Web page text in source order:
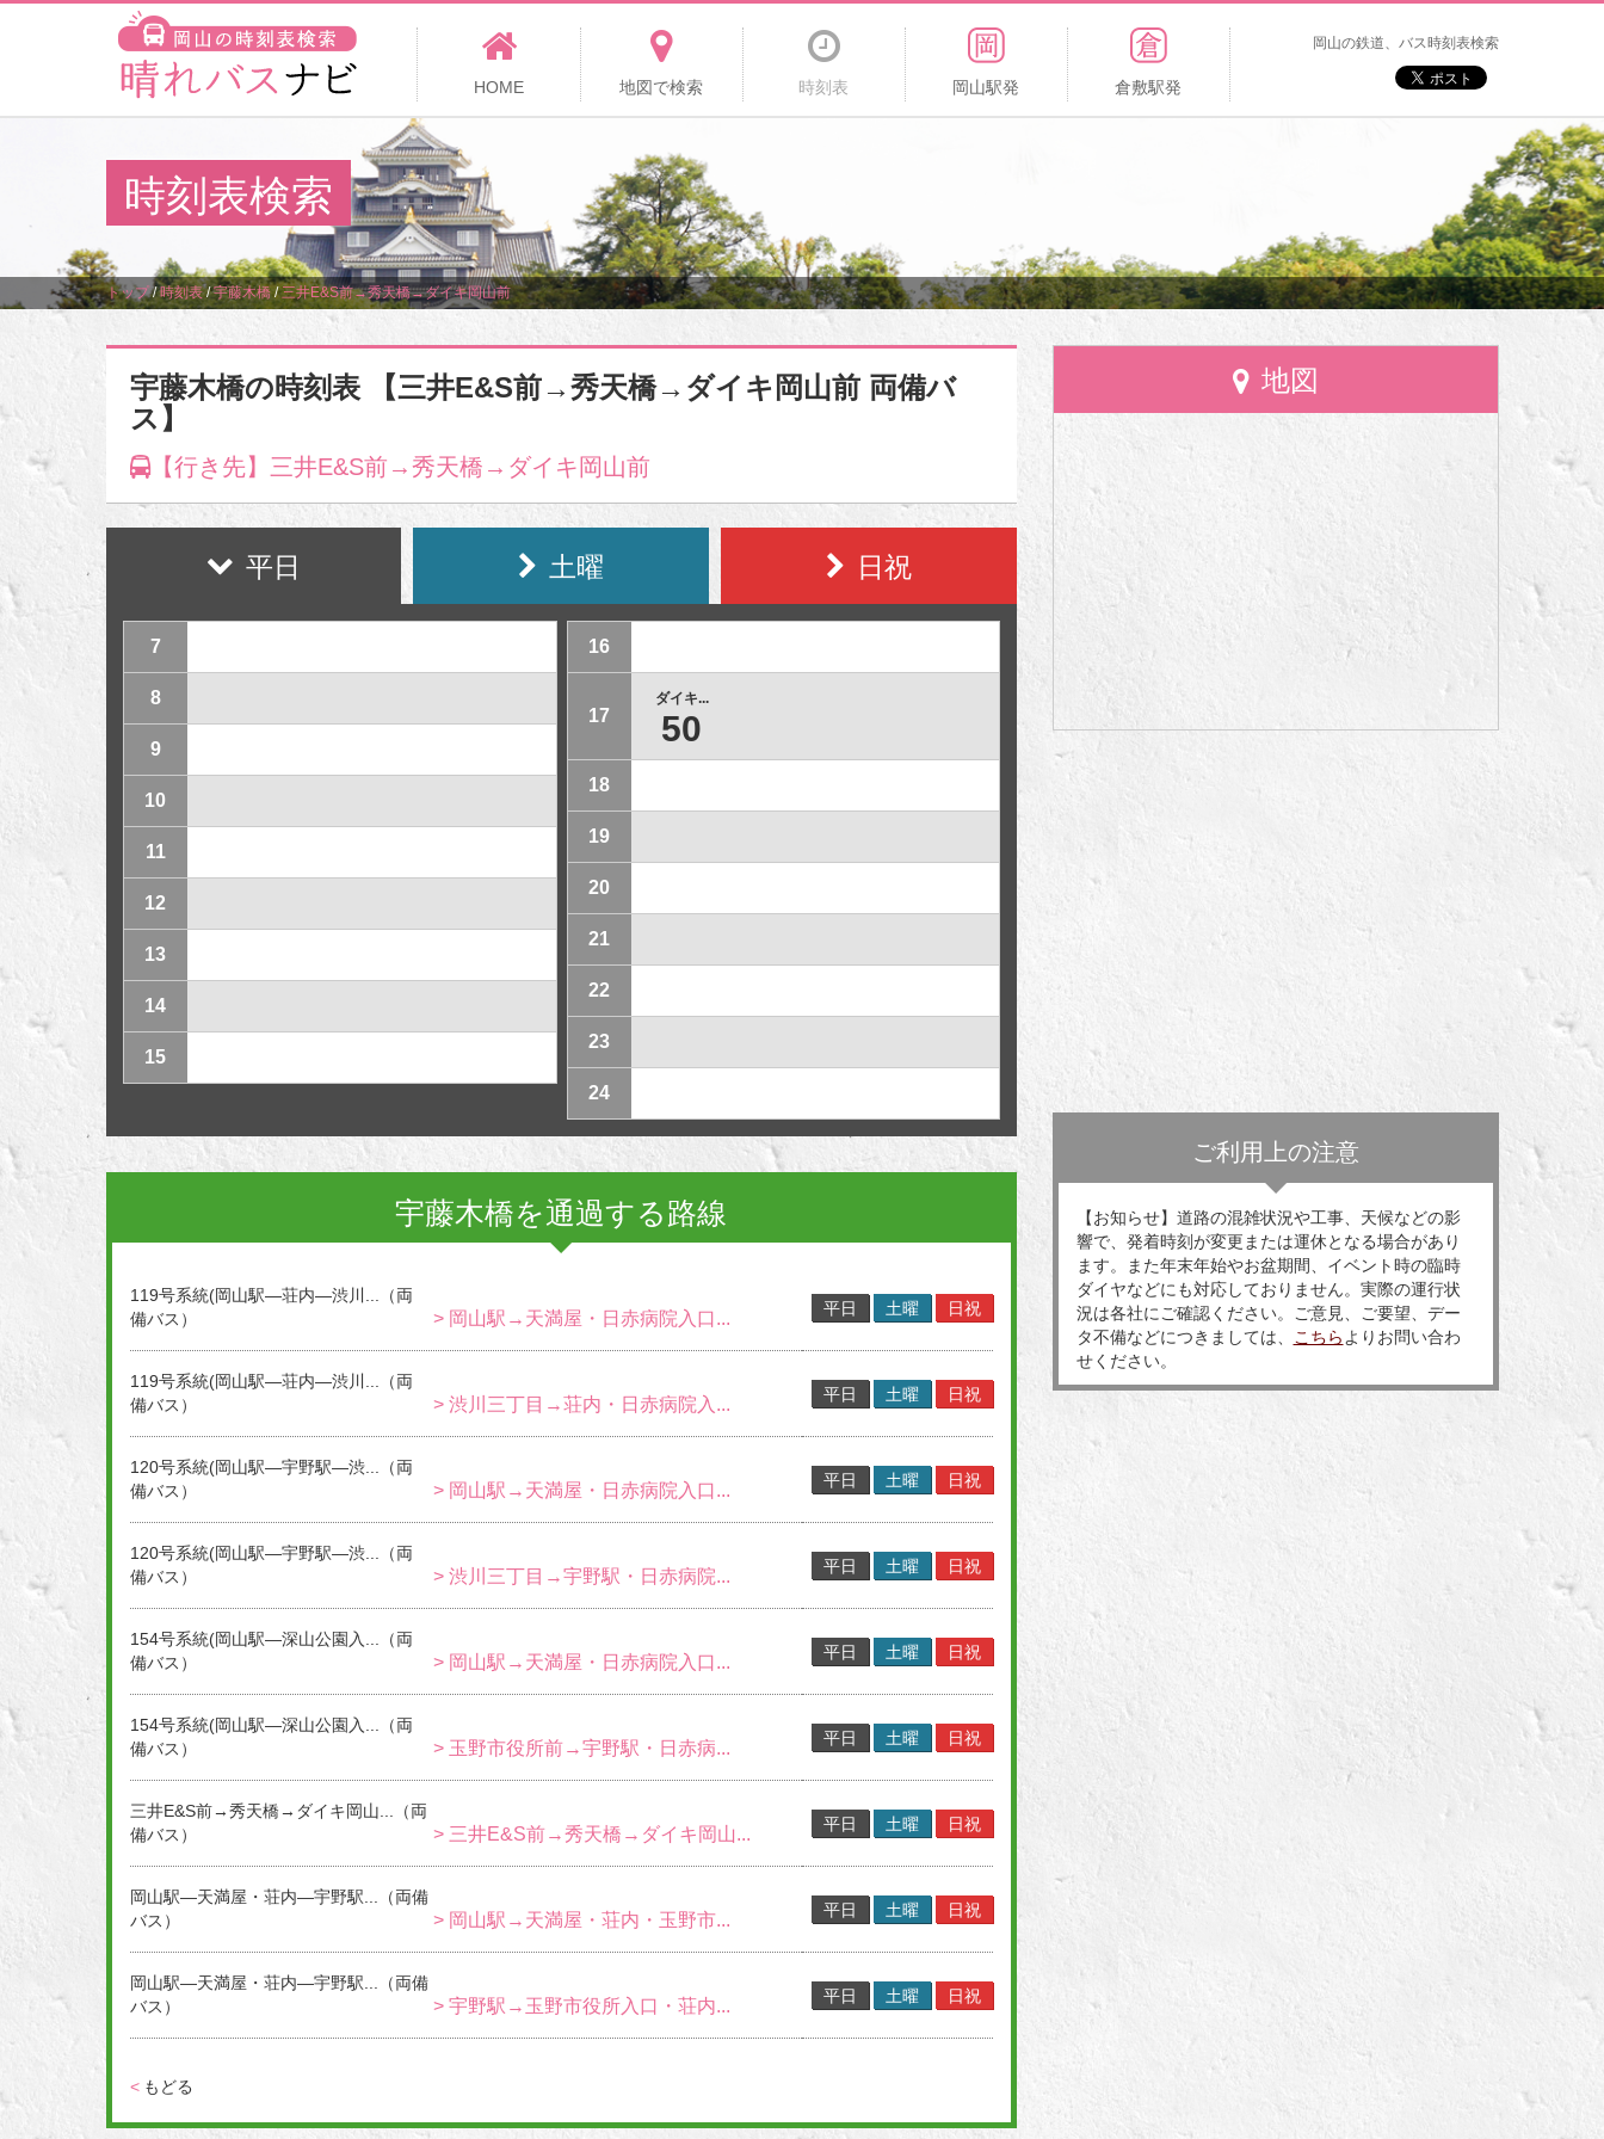
HOME 地図で検索 時刻表 岡山駅発 倉敷駅発
岡山の鉄道、バス時刻表検索
時刻表検索
トップ/時刻表/宇藤木橋/三井E&S前→秀天橋→ダイキ岡山前
宇藤木橋の時刻表 【三井E&S前→秀天橋→ダイキ岡山前 両備バ
ス】
【行き先】三井E&S前→秀天橋→ダイキ岡山前
平日 土曜 日祝
7
8
9
10
11
12
13
14
15
16
17
ダイキ...
50
18
19
20
21
22
23
24
宇藤木橋を通過する路線
119号系統(岡山駅―荘内―渋川...（両
備バス）
> 岡山駅→天満屋・日赤病院入口... 平日 土曜 日祝
119号系統(岡山駅―荘内―渋川...（両
備バス）
> 渋川三丁目→荘内・日赤病院入... 平日 土曜 日祝
120号系統(岡山駅―宇野駅―渋...（両
備バス）
> 岡山駅→天満屋・日赤病院入口... 平日 土曜 日祝
120号系統(岡山駅―宇野駅―渋...（両
備バス）
> 渋川三丁目→宇野駅・日赤病院... 平日 土曜 日祝
154号系統(岡山駅―深山公園入...（両
備バス）
> 岡山駅→天満屋・日赤病院入口... 平日 土曜 日祝
154号系統(岡山駅―深山公園入...（両
備バス）
> 玉野市役所前→宇野駅・日赤病... 平日 土曜 日祝
三井E&S前→秀天橋→ダイキ岡山...（両
備バス）
> 三井E&S前→秀天橋→ダイキ岡山... 平日 土曜 日祝
岡山駅―天満屋・荘内―宇野駅...（両備
バス）
> 岡山駅→天満屋・荘内・玉野市... 平日 土曜 日祝
岡山駅―天満屋・荘内―宇野駅...（両備
バス）
> 宇野駅→玉野市役所入口・荘内... 平日 土曜 日祝
< もどる
地図
ご利用上の注意
【お知らせ】道路の混雑状況や工事、天候などの影
響で、発着時刻が変更または運休となる場合があり
ます。また年末年始やお盆期間、イベント時の臨時
ダイヤなどにも対応しておりません。実際の運行状
況は各社にご確認ください。ご意見、ご要望、デー
タ不備などにつきましては、
こちら よりお問い合わ
せください。